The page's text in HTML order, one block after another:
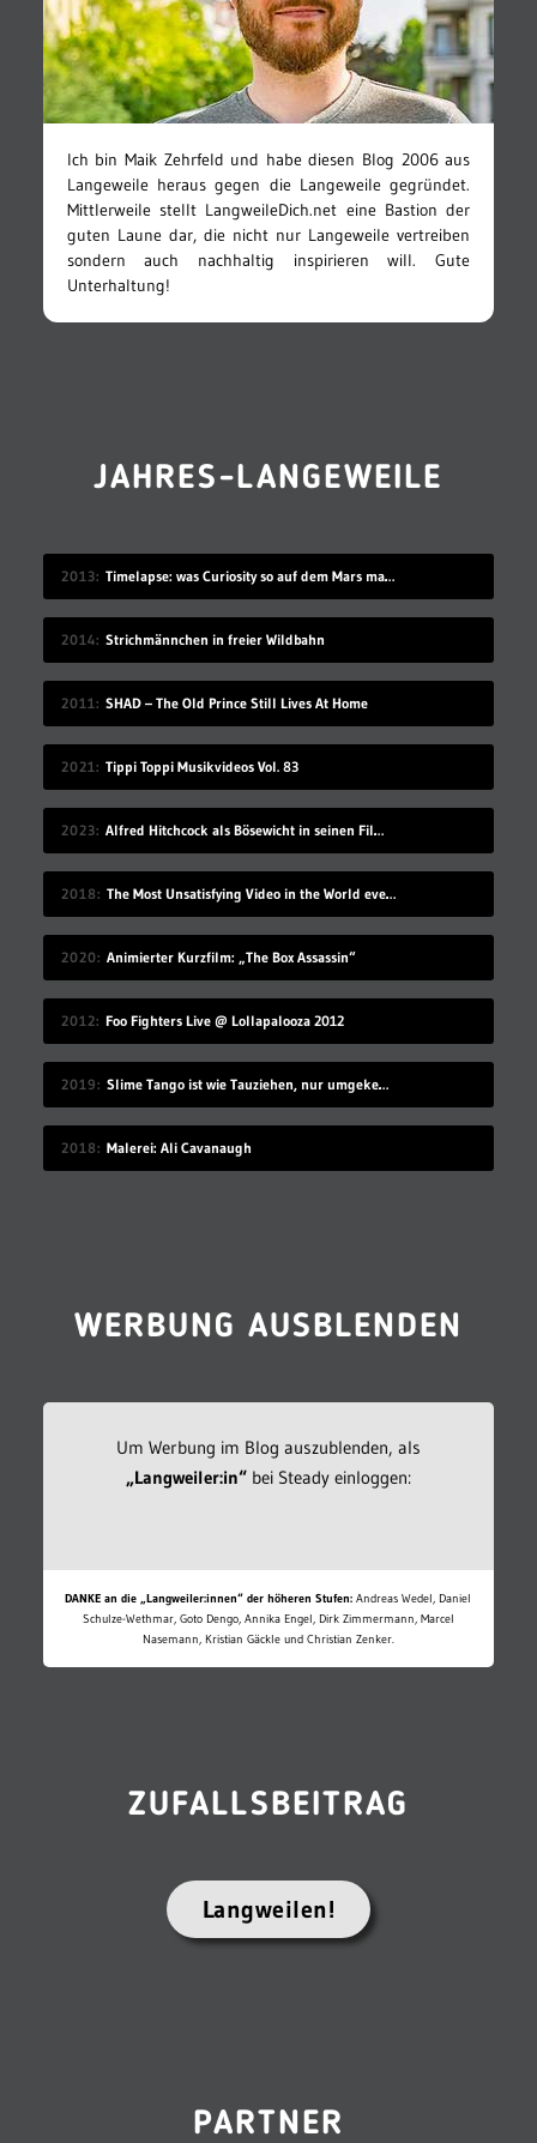
Ich bin Maik Zehrfeld und habe diesen Blog 2006 aus
Langeweile heraus gegen die Langeweile gegründet.
Mittlerweile stellt LangweileDich.net eine Bastion der
guten Laune dar, die nicht nur Langeweile vertreiben
sondern auch nachhaltig inspirieren will. Gute
Unterhaltung!
JAHRES-LANGEWEILE
2013 Timelapse: was Curiosity so auf dem Mars macht
2014 Strichmännchen in freier Wildbahn
2011 SHAD – The Old Prince Still Lives At Home
2021 Tippi Toppi Musikvideos Vol. 83
2023 Alfred Hitchcock als Bösewicht in seinen Filmen
2018 The Most Unsatisfying Video in the World ever made – part 2
2020 Animierter Kurzfilm: „The Box Assassin“
2012 Foo Fighters Live @ Lollapalooza 2012
2019 Slime Tango ist wie Tauziehen, nur umgekehrt
2018 Malerei: Ali Cavanaugh
WERBUNG AUSBLENDEN
Um Werbung im Blog auszublenden, als
„Langweiler:in“bei Steady einloggen:
DANKE an die „Langweiler:innen“ der höheren Stufen: Andreas Wedel, Daniel
Schulze-Wethmar, Goto Dengo, Annika Engel, Dirk Zimmermann, Marcel
Nasemann, Kristian Gäckle und Christian Zenker.
ZUFALLSBEITRAG
Langweilen!
PARTNER